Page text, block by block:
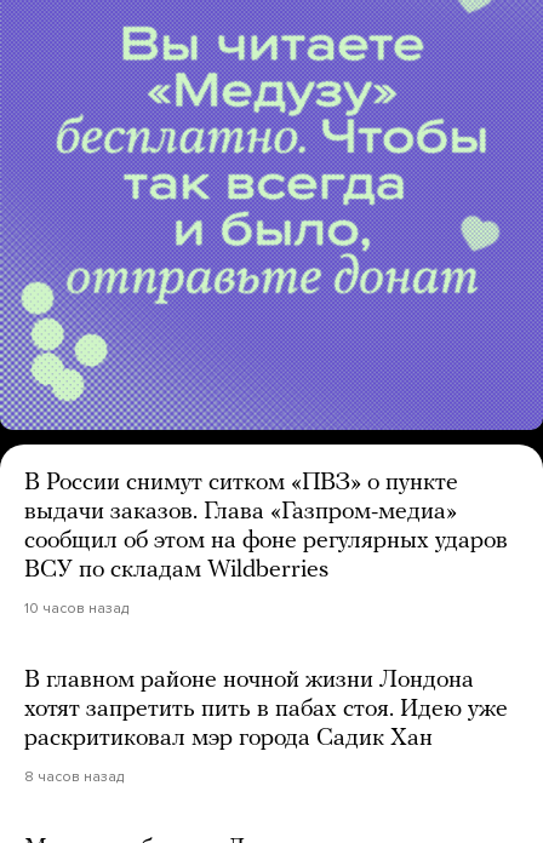
В России снимут ситком «ПВЗ» о пункте
выдачи заказов. Глава «Газпром-медиа»
сообщил об этом на фоне регулярных ударов
ВСУ по складам Wildberries
10 часов назад
В главном районе ночной жизни Лондона
хотят запретить пить в пабах стоя. Идею уже
раскритиковал мэр города Садик Хан
8 часов назад